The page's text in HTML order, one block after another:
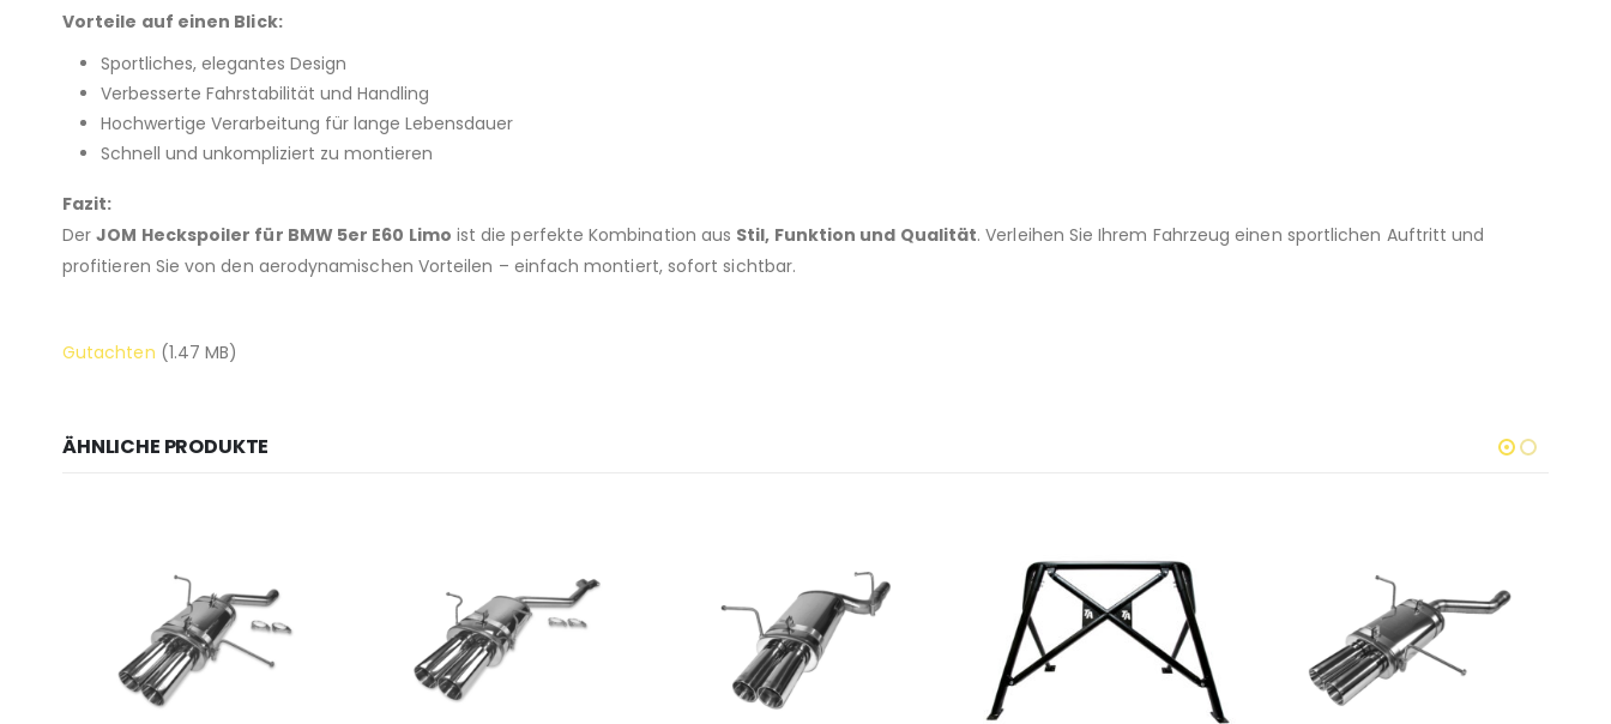
Vorteile auf einen Blick:
Sportliches, elegantes Design
Verbesserte Fahrstabilität und Handling
Hochwertige Verarbeitung für lange Lebensdauer
Schnell und unkompliziert zu montieren
Fazit:
DerJOM Heckspoiler für BMW 5er E60 Limo ist die perfekte Kombination aus Stil, Funktion und Qualität. Verleihen Sie Ihrem Fahrzeug einen sportlichen Auftritt und
profitieren Sie von den aerodynamischen Vorteilen – einfach montiert, sofort sichtbar.
Gutachten (1.47 MB)
ÄHNLICHE PRODUKTE